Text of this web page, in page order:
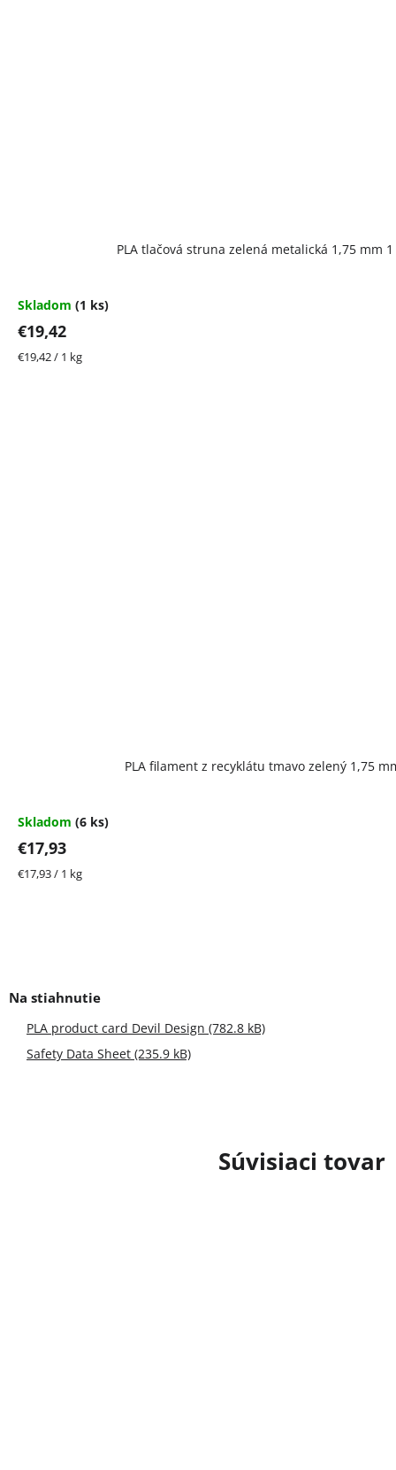
Súvisiaci tovar
PLA tlačová struna zelená metalická 1,75 mm
Skladom (1 ks)
€19,42
Jednotková
€19,42 / 1 kg
PLA filament z recyklátu tmavo zelený 1,75
Skladom (6 ks)
€17,93
Jednotková
€17,93 / 1 kg
PLA product card Devil Design (782.8 kB)
Safety Data Sheet (235.9 kB)